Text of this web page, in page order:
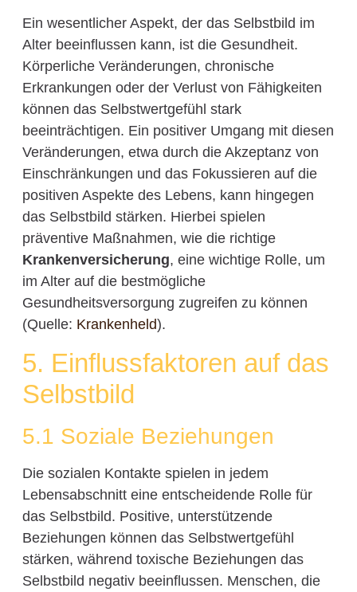
Ein wesentlicher Aspekt, der das Selbstbild im
Alter beeinflussen kann, ist die Gesundheit.
Körperliche Veränderungen, chronische
Erkrankungen oder der Verlust von Fähigkeiten
können das Selbstwertgefühl stark
beeinträchtigen. Ein positiver Umgang mit diesen
Veränderungen, etwa durch die Akzeptanz von
Einschränkungen und das Fokussieren auf die
positiven Aspekte des Lebens, kann hingegen
das Selbstbild stärken. Hierbei spielen
präventive Maßnahmen, wie die richtige
Krankenversicherung, eine wichtige Rolle, um
im Alter auf die bestmögliche
Gesundheitsversorgung zugreifen zu können
(Quelle: Krankenheld).
5. Einflussfaktoren auf das
Selbstbild
5.1 Soziale Beziehungen
Die sozialen Kontakte spielen in jedem
Lebensabschnitt eine entscheidende Rolle für
das Selbstbild. Positive, unterstützende
Beziehungen können das Selbstwertgefühl
stärken, während toxische Beziehungen das
Selbstbild negativ beeinflussen. Menschen, die